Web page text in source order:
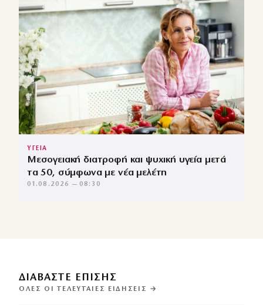
ΥΓΕΙΑ
Μεσογειακή διατροφή και ψυχική υγεία μετά
τα 50, σύμφωνα με νέα μελέτη
01.08.2026 — 08:30
ΔΙΑΒΑΣΤΕ ΕΠΙΣΗΣ
ΌΛΕΣ ΟΙ ΤΕΛΕΥΤΑΊΕΣ ΕΙΔΉΣΕΙΣ →